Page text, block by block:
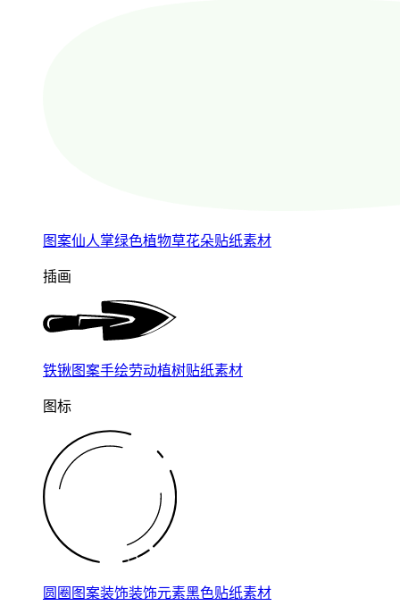
图案仙人掌绿色植物草花朵贴纸素材
插画
铁锹图案手绘劳动植树贴纸素材
图标
圆圈图案装饰装饰元素黑色贴纸素材